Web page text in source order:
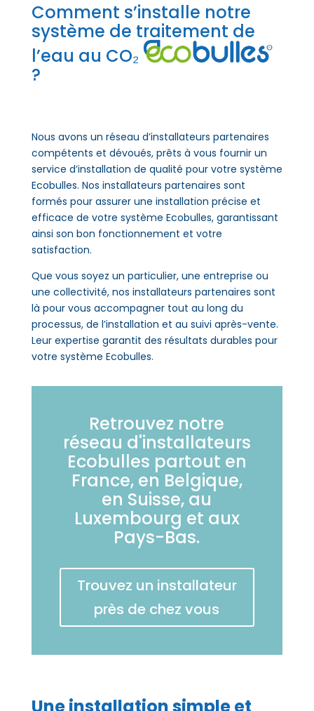
Comment s’installe notre
système de traitement de
l’eau au CO₂
?
Nous avons un réseau d’installateurs partenaires
compétents et dévoués, prêts à vous fournir un
service d’installation de qualité pour votre système
Ecobulles. Nos installateurs partenaires sont
formés pour assurer une installation précise et
efficace de votre système Ecobulles, garantissant
ainsi son bon fonctionnement et votre
satisfaction.
Que vous soyez un particulier, une entreprise ou
une collectivité, nos installateurs partenaires sont
là pour vous accompagner tout au long du
processus, de l’installation et au suivi après-vente.
Leur expertise garantit des résultats durables pour
votre système Ecobulles.
Retrouvez notre
réseau d'installateurs
Ecobulles partout en
France, en Belgique,
en Suisse, au
Luxembourg et aux
Pays-Bas.
Trouvez un installateur
près de chez vous
Une installation simple et